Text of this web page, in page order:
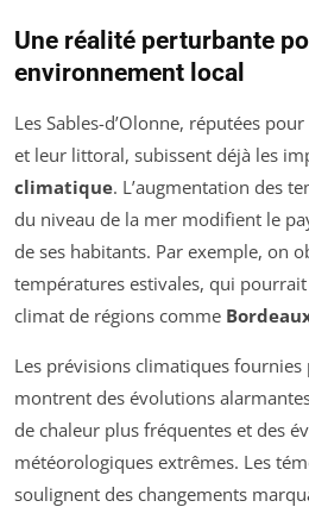
Une réalité perturbante
environnement local
Les Sables-d’Olonne, réputées
et leur littoral, subissent déjà les
climatique. L’augmentation des
du niveau de la mer modifient le
de ses habitants. Par exemple, on
températures estivales, qui
climat de régions comme
Les prévisions climatiques fournies
montrent des évolutions
de chaleur plus fréquentes et des
météorologiques extrêmes. Les
soulignent des changements